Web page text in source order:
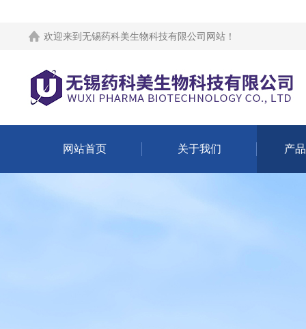
欢迎来到 无锡药科美生物科技有限公司网站 ！
网站首页 关于我们 产